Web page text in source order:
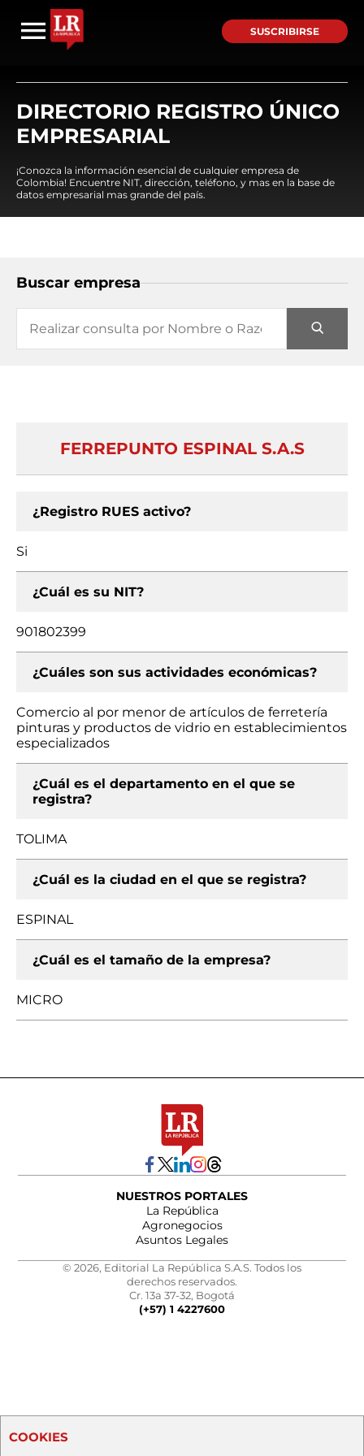
SUSCRIBIRSE
DIRECTORIO REGISTRO ÚNICO
EMPRESARIAL
¡Conozca la información esencial de cualquier empresa de
Colombia! Encuentre NIT, dirección, teléfono, y mas en la base de
datos empresarial mas grande del país.
Buscar empresa
FERREPUNTO ESPINAL S.A.S
¿Registro RUES activo?
Si
¿Cuál es su NIT?
901802399
¿Cuáles son sus actividades económicas?
Comercio al por menor de artículos de ferretería
pinturas y productos de vidrio en establecimientos
especializados
¿Cuál es el departamento en el que se
registra?
TOLIMA
¿Cuál es la ciudad en el que se registra?
ESPINAL
¿Cuál es el tamaño de la empresa?
MICRO
NUESTROS PORTALES
La República
Agronegocios
Asuntos Legales
© 2026, Editorial La República S.A.S. Todos los
derechos reservados.
Cr. 13a 37-32, Bogotá
(+57) 1 4227600
COOKIES